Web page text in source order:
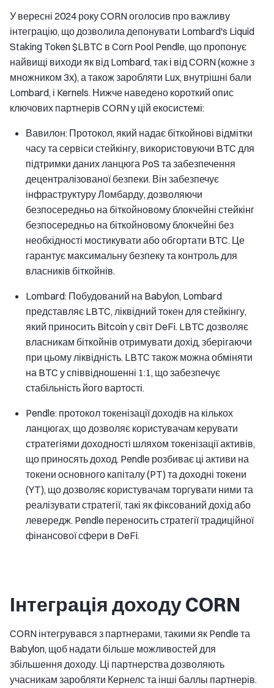
У вересні 2024 року CORN оголосив про важливу
інтеграцію, що дозволила депонувати Lombard's Liquid
Staking Token $LBTC в Corn Pool Pendle, що пропонує
найвищі виходи як від Lombard, так і від CORN (кожне з
множником 3x), а також заробляти Lux, внутрішні бали
Lombard, і Kernels. Нижче наведено короткий опис
ключових партнерів CORN у цій екосистемі:
Вавилон: Протокол, який надає біткойнові відмітки
часу та сервіси стейкінгу, використовуючи BTC для
підтримки даних ланцюга PoS та забезпечення
децентралізованої безпеки. Він забезпечує
інфраструктуру Ломбарду, дозволяючи
безпосередньо на біткойновому блокчейні стейкінг
безпосередньо на біткойновому блокчейні без
необхідності мостикувати або обгортати BTC. Це
гарантує максимальну безпеку та контроль для
власників біткойнів.
Lombard: Побудований на Babylon, Lombard
представляє LBTC, ліквідний токен для стейкінгу,
який приносить Bitcoin у світ DeFi. LBTC дозволяє
власникам біткойнів отримувати дохід, зберігаючи
при цьому ліквідність. LBTC також можна обміняти
на BTC у співвідношенні 1:1, що забезпечує
стабільність його вартості.
Pendle: протокол токенізації доходів на кількох
ланцюгах, що дозволяє користувачам керувати
стратегіями доходності шляхом токенізації активів,
що приносять доход. Pendle розбиває ці активи на
токени основного капіталу (PT) та доходні токени
(YT), що дозволяє користувачам торгувати ними та
реалізувати стратегії, такі як фіксований дохід або
левередж. Pendle переносить стратегії традиційної
фінансової сфери в DeFi.
Інтеграція доходу CORN
CORN інтегрувався з партнерами, такими як Pendle та
Babylon, щоб надати більше можливостей для
збільшення доходу. Ці партнерства дозволяють
учасникам заробляти Кернелс та інші баллы партнерів.